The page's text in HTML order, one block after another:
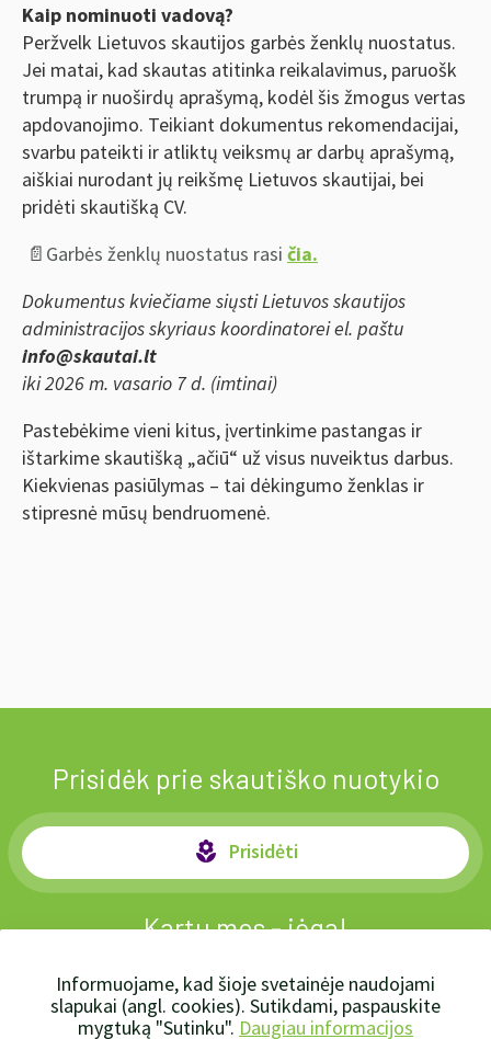
Kaip nominuoti vadovą?
Peržvelk Lietuvos skautijos garbės ženklų nuostatus.
Jei matai, kad skautas atitinka reikalavimus, paruošk
trumpą ir nuoširdų aprašymą, kodėl šis žmogus vertas
apdovanojimo. Teikiant dokumentus rekomendacijai,
svarbu pateikti ir atliktų veiksmų ar darbų aprašymą,
aiškiai nurodant jų reikšmę Lietuvos skautijai, bei
pridėti skautišką CV.
📄Garbės ženklų nuostatus rasi čia.
Dokumentus kviečiame siųsti Lietuvos skautijos
administracijos skyriaus koordinatorei el. paštu
info@skautai.lt
iki 2026 m. vasario 7 d. (imtinai)
Pastebėkime vieni kitus, įvertinkime pastangas ir
ištarkime skautišką „ačiū“ už visus nuveiktus darbus.
Kiekvienas pasiūlymas – tai dėkingumo ženklas ir
stipresnė mūsų bendruomenė.
Informuojame, kad šioje svetainėje naudojami
slapukai (angl. cookies). Sutikdami, paspauskite
mygtuką "Sutinku". Daugiau informacijos
Prisidėk prie skautiško nuotykio
local_florist Prisidėti
Kartu mes - jėga!